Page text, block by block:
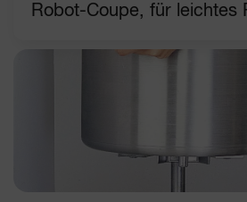
Robot-Coupe, für leichtes